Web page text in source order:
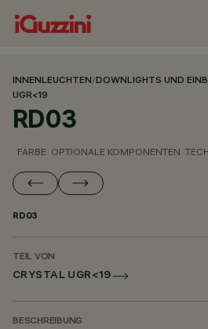
INNENLEUCHTEN/DOWNLIGHTS UND
UGR<19
RD03
FARBE OPTIONALE KOMPONENTEN
RD03
TEIL VON
CRYSTAL UGR<19
BESCHREIBUNG